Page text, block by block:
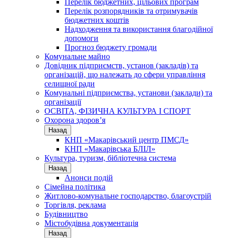
Перелік бюджетних, цільових програм
Перелік розпорядників та отримувачів
бюджетних коштів
Надходження та використання благодійної
допомоги
Прогноз бюджету громади
Комунальне майно
Довідник підприємств, установ (закладів) та
організацій, що належать до сфери управління
селищної ради
Комунальні підприємства, установи (заклади) та
організації
ОСВІТА, ФІЗИЧНА КУЛЬТУРА І СПОРТ
Охорона здоров’я
Назад
КНП «Макарівський центр ПМСД»
КНП «Макарівська БЛІЛ»
Культура, туризм, бібліотечна система
Назад
Анонси подій
Сімейна політика
Житлово-комунальне господарство, благоустрій
Торгівля, реклама
Будівництво
Містобудівна документація
Назад